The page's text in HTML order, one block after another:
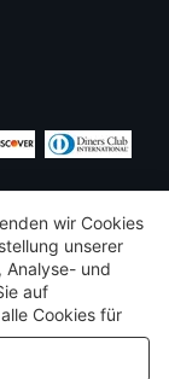
wir Cookies
unserer
Analyse- und
auf
Cookies für
oder
Sie in unserer